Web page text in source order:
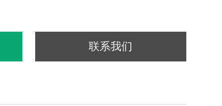
联系我们